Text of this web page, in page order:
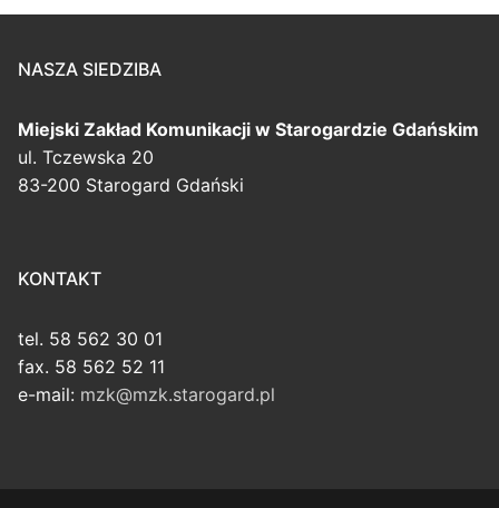
NASZA SIEDZIBA
Miejski Zakład Komunikacji w Starogardzie Gdańskim
ul. Tczewska 20
83-200 Starogard Gdański
KONTAKT
tel. 58 562 30 01
fax. 58 562 52 11
e-mail: mzk@mzk.starogard.pl